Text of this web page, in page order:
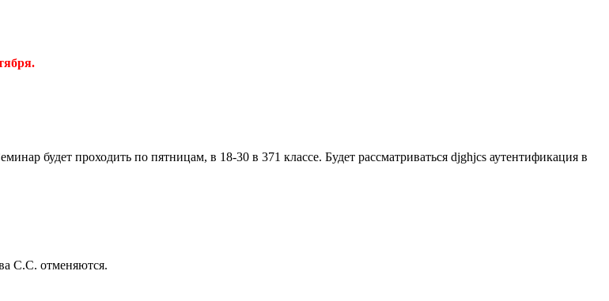
будет проходить по пятницам, в 18-30 в 371 классе. Будет рассматриваться djghjcs аутентификация в
С.С. отменяются.